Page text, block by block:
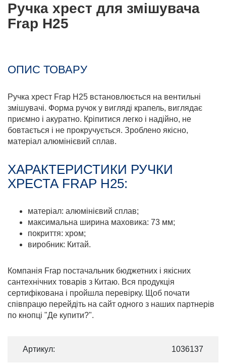
Ручка хрест для змішувача
Frap H25
ОПИС ТОВАРУ
Ручка хрест Frap H25 встановлюється на вентильні
змішувачі. Форма ручок у вигляді крапель, виглядає
приємно і акуратно. Кріпитися легко і надійно, не
бовтається і не прокручується. Зроблено якісно, ​​
матеріал алюмінієвий сплав.
ХАРАКТЕРИСТИКИ РУЧКИ
ХРЕСТА FRAP H25:
матеріал: алюмінієвий сплав;
максимальна ширина маховика: 73 мм;
покриття: хром;
виробник: Китай.
Компанія Frap постачальник бюджетних і якісних
сантехнічних товарів з Китаю. Вся продукція
сертифікована і пройшла перевірку. Щоб почати
співпрацю перейдіть на сайт одного з наших партнерів
по кнопці "Де купити?".
Артикул: 1036137